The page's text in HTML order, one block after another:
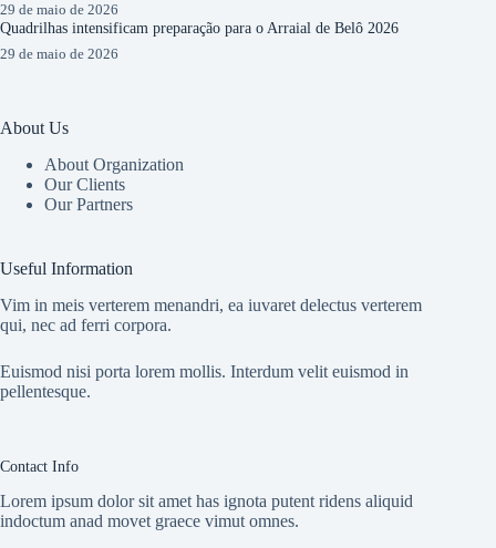
29 de maio de 2026
Quadrilhas intensificam preparação para o Arraial de Belô 2026
29 de maio de 2026
About Us
About Organization
Our Clients
Our Partners
Useful Information
Vim in meis verterem menandri, ea iuvaret delectus verterem
qui, nec ad ferri corpora.
Euismod nisi porta lorem mollis. Interdum velit euismod in
pellentesque.
Contact Info
Lorem ipsum dolor sit amet has ignota putent ridens aliquid
indoctum anad movet graece vimut omnes.